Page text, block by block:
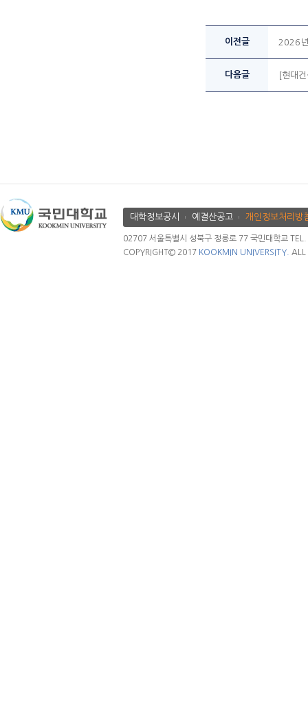
이전글 2026년
다음글 [현대
대학정보공시 예결산공고 개인정보처리방
02707 서울특별시 성북구 정릉로 77 국민대학교
COPYRIGHT© 2017 KOOKMIN UNIVERSITY. ALL